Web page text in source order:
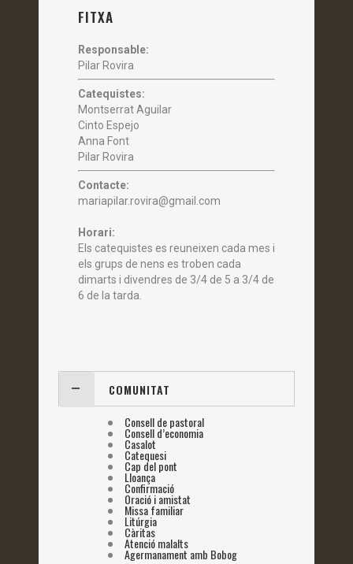
FITXA
Responsable:
Pilar Rovira
Catequistes:
Montserrat Aguilar
Cinto Espejo
Anna Font
Pilar Rovira
Contacte:
mariapilar.rovira@gmail.com
Horari:
Els catequistes es reuneixen cada mes i
els grups de nens es troben cada
dimarts i divendres de 3/4 de 5 a 3/4 de
6 de la tarda.
COMUNITAT
Consell de pastoral
Consell d’economia
Casalot
Catequesi
Cap del pont
Lloança
Confirmació
Oració i amistat
Missa familiar
Litúrgia
Càritas
Atenció malalts
Agermanament amb Bobog